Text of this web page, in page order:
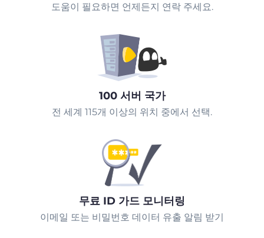
도움이 필요하면 언제든지 연락 주세요.
100 서버 국가
전 세계 115개 이상의 위치 중에서 선택.
무료 ID 가드 모니터링
이메일 또는 비밀번호 데이터 유출 알림 받기